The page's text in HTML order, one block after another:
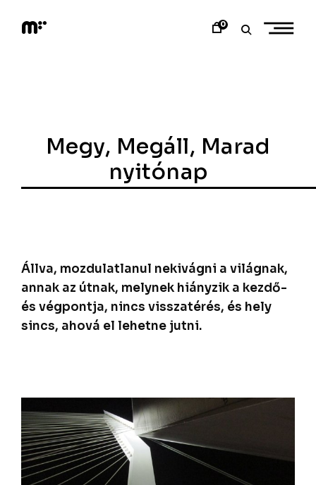
content
0
Megy, Megáll, Marad
nyitónap
Állva, mozdulatlanul nekivágni a világnak,
annak az útnak, melynek hiányzik a kezdő-
és végpontja, nincs visszatérés, és hely
sincs, ahová el lehetne jutni.